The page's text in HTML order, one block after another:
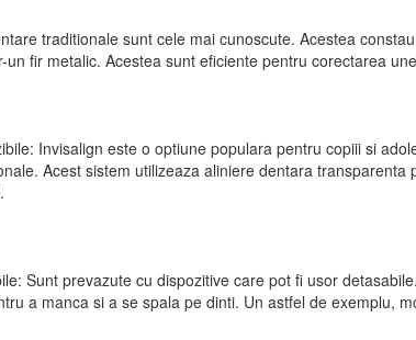
traditionale sunt cele mai cunoscute. Acestea
un fir metalic. Acestea sunt eficiente pentru corectarea
Invisalign este o optiune populara pentru copiii si
Acest sistem utilizeaza aliniere dentara
Sunt prevazute cu dispozitive care pot fi usor
a manca si a se spala pe dinti. Un astfel de exemplu,